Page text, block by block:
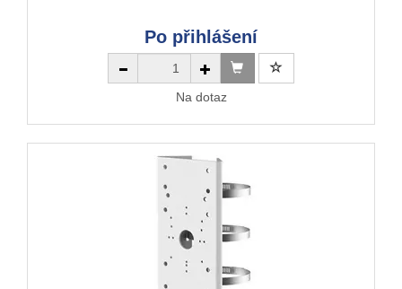
Po přihlášení
Na dotaz